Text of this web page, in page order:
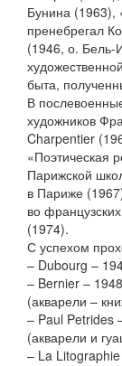
Бунина (1963),
пренебрегал
(1946, о. Бель-
быта,
В
художников
Charpentier
«Поэтическая
Парижской
в Париже
во
(1974).
С успехом
– Dubourg –
– Bernier –
(акварели –
– Paul Petrides
(акварели и
– La